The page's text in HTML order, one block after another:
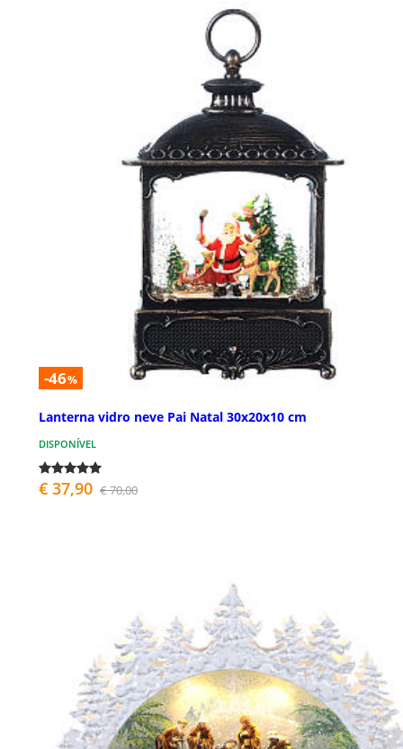
-46%
Lanterna vidro neve Pai Natal 30x20x10 cm
DISPONÍVEL
€ 37,90 € 70,00